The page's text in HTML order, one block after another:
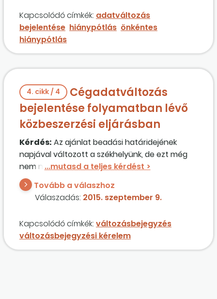
Kapcsolódó címkék: adatváltozás
bejelentése hiánypótlás önkéntes
hiánypótlás
4. cikk / 4
Cégadatváltozás
bejelentése folyamatban lévő
közbeszerzési eljárásban
Kérdés: Az ajánlat beadási határidejének
napjával változott a székhelyünk, de ezt még
nem nyújtottuk be a cégbírósághoz,
dokumentálása folyamatban van, a hiteles
cégadatokban ennek megfelelően még a régi
székhelycím szerepel. Elegendő, ha a
az ajánlatkérő számára?
Tovább a válaszhoz
Válaszadás: 2015. szeptember 9.
Kapcsolódó címkék: változásbejegyzés
változásbejegyzési kérelem